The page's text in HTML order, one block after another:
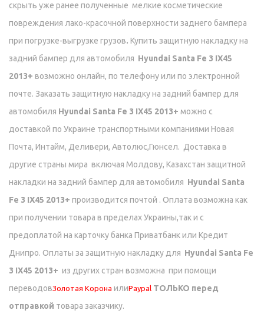
скрыть уже ранее полученные мелкие косметические
повреждения лако-красочной поверхности заднего бампера
при погрузке-выгрузке грузов. Купить защитную накладку на
задний бампер для автомобиля Hyundai Santa Fe 3 IX45
2013+ возможно онлайн, по телефону или по электронной
почте. Заказать защитную накладку на задний бампер для
автомобиля Hyundai Santa Fe 3 IX45 2013+ можно с
доставкой по Украине транспортными компаниями Новая
Почта, Интайм, Деливери, Автолюс,Гюнсел. Доставка в
другие страны мира включая Молдову, Казахстан защитной
накладки на задний бампер для автомобиля Hyundai Santa
Fe 3 IX45 2013+ производится почтой . Оплата возможна как
при получении товара в пределах Украины,так и с
предоплатой на карточку банка Приватбанк или Кредит
Днипро. Оплаты за защитную накладку для Hyundai Santa Fe
3 IX45 2013+ из других стран возможна при помощи
переводовЗолотая Корона илиPaypal ТОЛЬКО перед
отправкой товара заказчику.